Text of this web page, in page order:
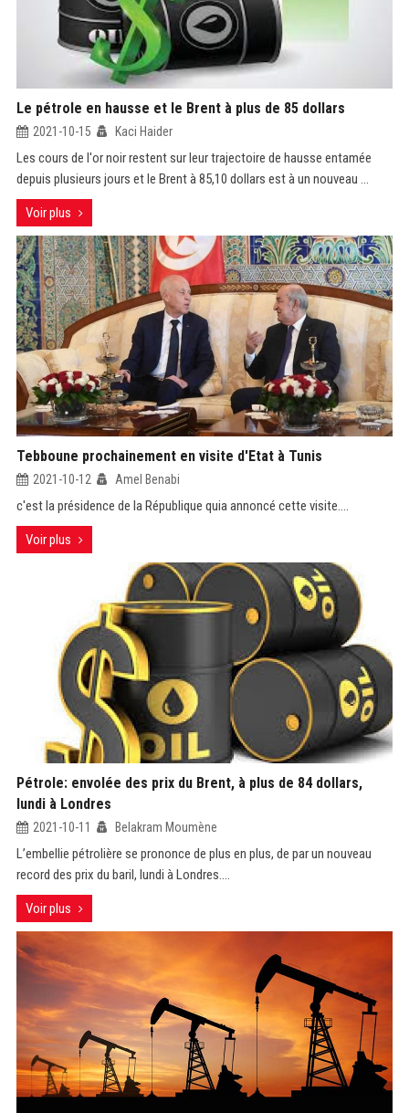
Le pétrole en hausse et le Brent à plus de 85 dollars
2021-10-15 Kaci Haider
Les cours de l'or noir restent sur leur trajectoire de hausse entamée
depuis plusieurs jours et le Brent à 85,10 dollars est à un nouveau ...
Voir plus
Tebboune prochainement en visite d'Etat à Tunis
2021-10-12 Amel Benabi
c'est la présidence de la République quia annoncé cette visite....
Voir plus
Pétrole: envolée des prix du Brent, à plus de 84 dollars,
lundi à Londres
2021-10-11 Belakram Moumène
L’embellie pétrolière se prononce de plus en plus, de par un nouveau
record des prix du baril, lundi à Londres....
Voir plus